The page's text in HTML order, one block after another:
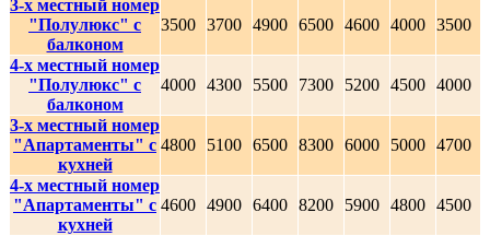
3-х местный номер
"Полулюкс" с
балконом
3500 3700 4900 6500 4600 4000 3500
4-х местный номер
"Полулюкс" с
балконом
4000 4300 5500 7300 5200 4500 4000
3-х местный номер
"Апартаменты" с
кухней
4800 5100 6500 8300 6000 5000 4700
4-х местный номер
"Апартаменты" с
кухней
4600 4900 6400 8200 5900 4800 4500